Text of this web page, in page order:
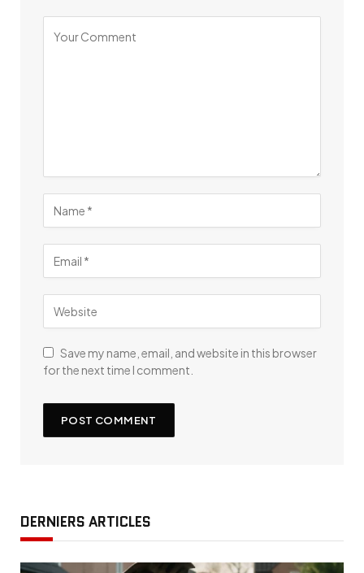
Save my name, email, and website in this browser
for the next time I comment.
DERNIERS ARTICLES